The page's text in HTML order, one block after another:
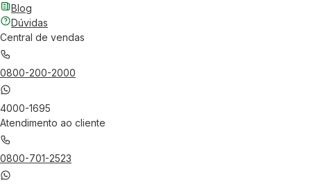
Blog
Dúvidas
Central de vendas
0800-200-2000
4000-1695
Atendimento ao cliente
0800-701-2523